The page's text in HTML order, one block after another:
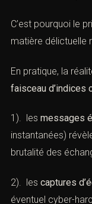
Lapreuvede la
délicate. Elle se
C’est pourquoi le
En pratique, la
faisceau d’indices
1). les messages
instantanées)